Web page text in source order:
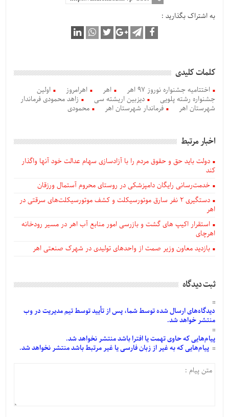
به اشتراک بگذارید :
کلمات کلیدی
اختتامیه جشنواره نوروز ۹۷ اهر اهر اهرامروز
اولین
جشنواره رشته پلویی
دیزبین اریشته سی
زاهد محمودی فرماندار
شهرستان اهر
فرماندار شهرستان اهر محمودی
اخبار مرتبط
دولت باید حق و حقوق مردم را با آزادسازی سهام عدالت خود آنها واگذار
کند
خدمت‌رسانی رایگان دامپزشکی در روستای محروم آستمال ورزقان
دستگيری ۲ نفر سارق موتورسیکلت و کشف موتورسیکلت‌های سرقتی در
اهر
استقرار اکیپ های گشت و بازرسی امور منابع آب اهر در مسیر رودخانه
اهرچای
بازدید معاون وزیر صمت از واحدهای تولیدی در شهرک صنعتی اهر
ثبت دیدگاه
دیدگاه‌هایارسالشدهتوسط شما، پس ازتأییدتوسط تیم مدیریت در وب
منتشر خواهد شد.
پیام‌هاییکه حاوی تهمت یا افترا باشد منتشر نخواهد شد.
پیام‌هاییکه به غیر از زبان فارسی یا غیر مرتبط باشد منتشر نخواهد شد.